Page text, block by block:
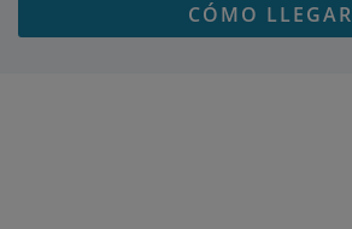
CÓMO LLEGAR